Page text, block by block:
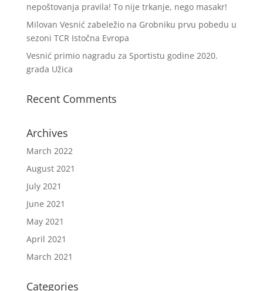
nepoštovanja pravila! To nije trkanje, nego masakr!
Milovan Vesnić zabeležio na Grobniku prvu pobedu u
sezoni TCR Istočna Evropa
Vesnić primio nagradu za Sportistu godine 2020.
grada Užica
Recent Comments
Archives
March 2022
August 2021
July 2021
June 2021
May 2021
April 2021
March 2021
Categories